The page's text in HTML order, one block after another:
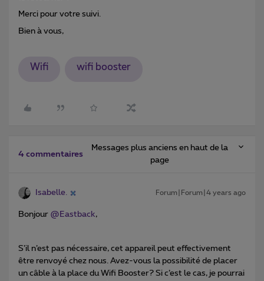
Merci pour votre suivi.
Bien à vous,
Wifi wifi booster
4 commentaires
Messages plus anciens en haut de la
page
Isabelle. Forum|Forum|4 years ago
Bonjour @Eastback,
S’il n’est pas nécessaire, cet appareil peut effectivement
être renvoyé chez nous. Avez-vous la possibilité de placer
un câble à la place du Wifi Booster? Si c’est le cas, je pourrai